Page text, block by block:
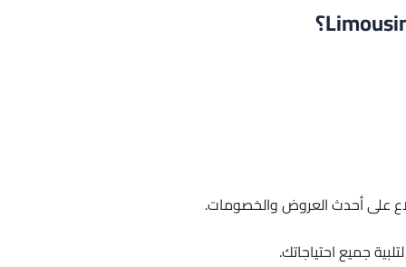
على أحدث العروض والخصومات.
جميع احتياجاتك.